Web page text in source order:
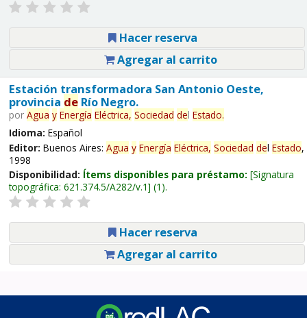
Hacer reserva
Agregar al carrito
Estación transformadora San Antonio Oeste,
provincia deRío Negro.
por Agua y Energía Eléctrica, Sociedad del Estado.
Idioma: Español
Editor: Buenos Aires: Agua y Energía Eléctrica, Sociedad del Estado,
1998
Disponibilidad: Ítems disponibles para préstamo: Signatura
topográfica: 621.374.5/A282/v.1 (1).
Hacer reserva
Agregar al carrito